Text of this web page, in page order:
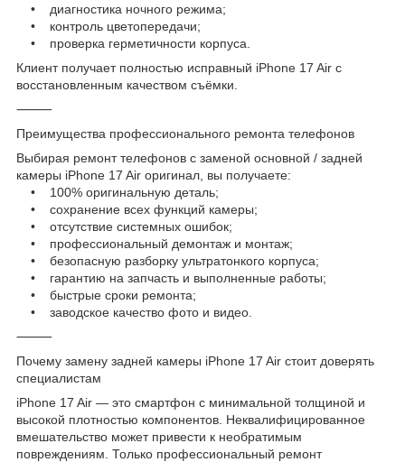
• диагностика ночного режима;
• контроль цветопередачи;
• проверка герметичности корпуса.
Клиент получает полностью исправный iPhone 17 Air с
восстановленным качеством съёмки.
⸻
Преимущества профессионального ремонта телефонов
Выбирая ремонт телефонов с заменой основной / задней
камеры iPhone 17 Air оригинал, вы получаете:
• 100% оригинальную деталь;
• сохранение всех функций камеры;
• отсутствие системных ошибок;
• профессиональный демонтаж и монтаж;
• безопасную разборку ультратонкого корпуса;
• гарантию на запчасть и выполненные работы;
• быстрые сроки ремонта;
• заводское качество фото и видео.
⸻
Почему замену задней камеры iPhone 17 Air стоит доверять
специалистам
iPhone 17 Air — это смартфон с минимальной толщиной и
высокой плотностью компонентов. Неквалифицированное
вмешательство может привести к необратимым
повреждениям. Только профессиональный ремонт